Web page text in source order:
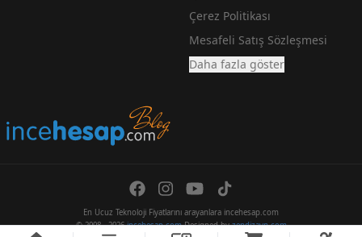
Çerez Politikası
Mesafeli Satış Sözleşmesi
Daha fazla göster
En Ucuz Teknoloji Fiyatlarını arayanlara incehesap.com
© 2008 - 2026incehesap.comDesigned byzendizayn.com